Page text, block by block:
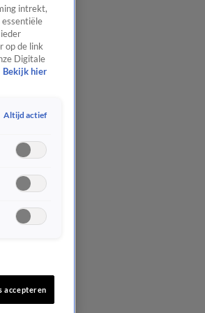
intrekt,
op de link
Digitale
Bekijk hier
Altijd actief
accepteren